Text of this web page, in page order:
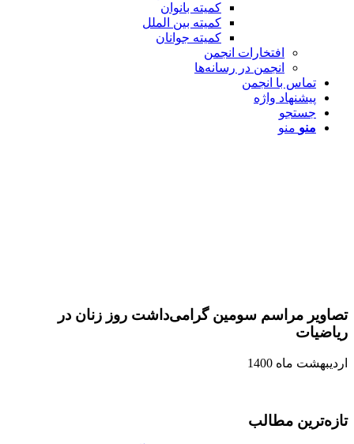
کمیته بانوان
کمیته بین الملل
کمیته جوانان
افتخارات انجمن
انجمن در رسانه‌ها
تماس با انجمن
پیشنهاد واژه
جستجو
منو منو
تصاویر مراسم سومین گرامی‌داشت روز زنان در
ریاضیات
اردیبهشت ماه 1400
تازه‌ترین مطالب